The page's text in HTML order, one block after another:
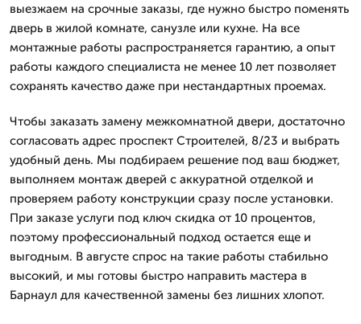
выезжаем на срочные заказы, где нужно быстро поменять
дверь в жилой комнате, санузле или кухне. На все
монтажные работы распространяется гарантию, а опыт
работы каждого специалиста не менее 10 лет позволяет
сохранять качество даже при нестандартных проемах.
Чтобы заказать замену межкомнатной двери, достаточно
согласовать адрес проспект Строителей, 8/23 и выбрать
удобный день. Мы подбираем решение под ваш бюджет,
выполняем монтаж дверей с аккуратной отделкой и
проверяем работу конструкции сразу после установки.
При заказе услуги под ключ скидка от 10 процентов,
поэтому профессиональный подход остается еще и
выгодным. В августе спрос на такие работы стабильно
высокий, и мы готовы быстро направить мастера в
Барнаул для качественной замены без лишних хлопот.